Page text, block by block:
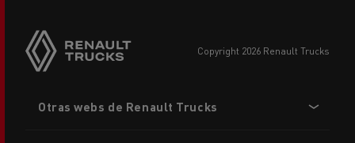
copyright 2026 Renault Trucks
menu
Otras webs de Renault Trucks